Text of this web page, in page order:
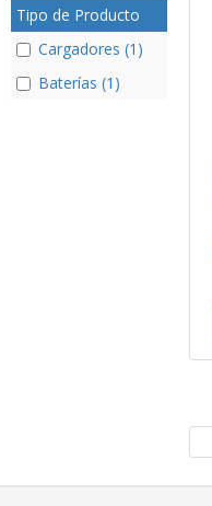
Tipo de Producto
Cargadores (1)
Baterías (1)